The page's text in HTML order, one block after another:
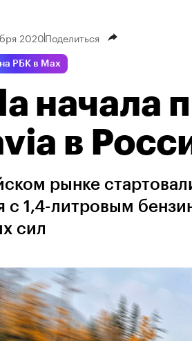
2020Поделиться
РБК в Max
начала
в
рынке
с 1,4-литровым
сил